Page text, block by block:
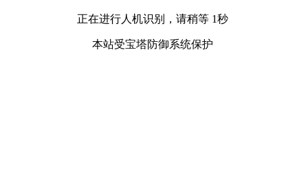
正在进行人机识别，请稍等 1秒
本站受宝塔防御系统保护